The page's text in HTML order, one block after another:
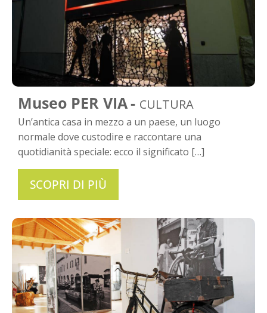
Museo PER VIA CULTURA
Un’antica casa in mezzo a un paese, un luogo
normale dove custodire e raccontare una
quotidianità speciale: ecco il significato […]
SCOPRI DI PIÙ